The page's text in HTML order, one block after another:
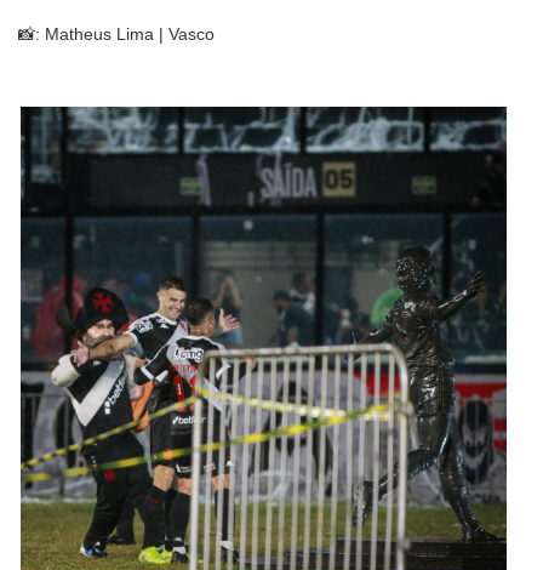
📸: Matheus Lima | Vasco